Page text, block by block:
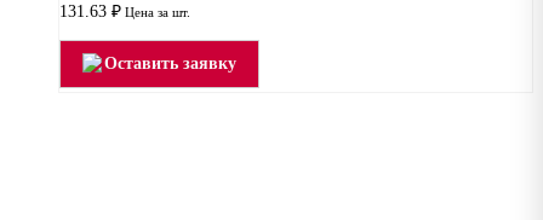
131.63 ₽ Цена за шт.
Оставить заявку